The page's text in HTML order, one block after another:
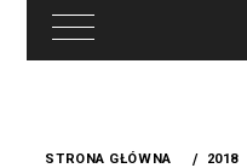
STRONA GŁÓWNA 2018